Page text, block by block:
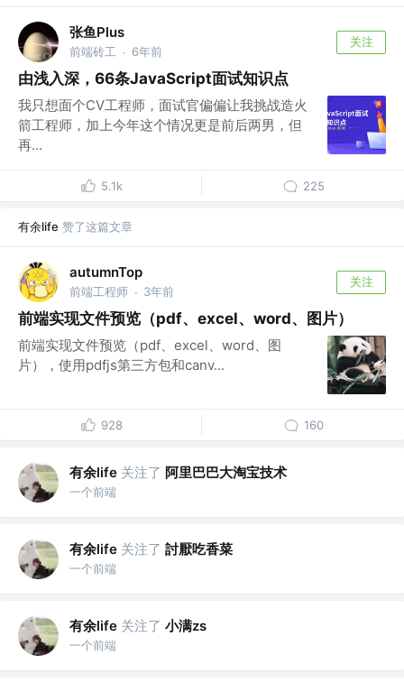
张鱼Plus
前端砖工 · 6年前
关注
由浅入深，66条JavaScript面试知识点
我只想面个CV工程师，面试官偏偏让我挑战造火
箭工程师，加上今年这个情况更是前后两男，但
再...
5.1k 225
有余life 赞了这篇文章
autumnTop
前端工程师 · 3年前
关注
前端实现文件预览（pdf、excel、word、图片）
前端实现文件预览（pdf、excel、word、图
片），使用pdfjs第三方包和canv...
928 160
有余life 关注了 阿里巴巴大淘宝技术
一个前端
有余life 关注了 討厭吃香菜
一个前端
有余life 关注了 小满zs
一个前端